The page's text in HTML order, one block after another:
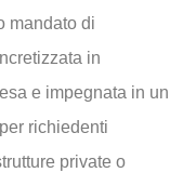
mandato di
in
e impegnata in un
richiedenti
private o